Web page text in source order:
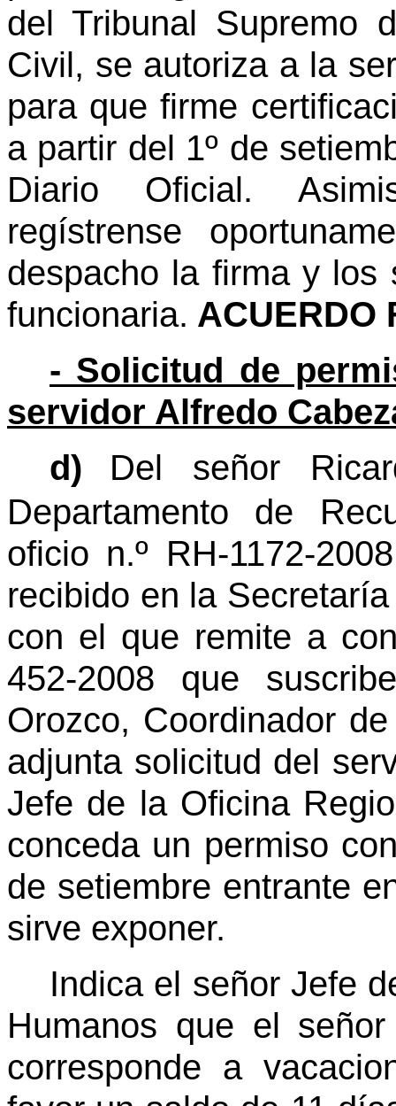
del Tribunal Supremo
Civil, se autoriza a la
para que firme
a partir del 1º de
Diario Oficial.
regístrense
despacho la firma y los
funcionaria. ACUERDO
- Solicitud de
servidor Alfredo
d)
Del señor
Departamento de
oficio n.º RH-1172-
recibido en la
con el que remite a
452-2008 que
Orozco, Coordinador
adjunta solicitud del
Jefe de la Oficina
conceda un permiso
de setiembre entrante
sirve exponer.
Indica el señor Jefe
Humanos que el
corresponde a